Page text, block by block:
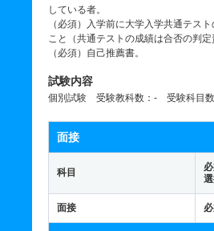
している者。
（必須）入学前に大学入学共通テス
こと（共通テストの成績は合否の判定
（必須）自己推薦書。
試験内容
個別試験 受験教科数：- 受験科目
面接
科目
面接